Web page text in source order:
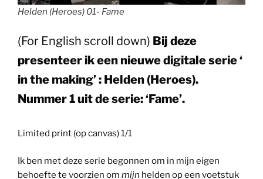
Helden (Heroes) 01- Fame
(For English scroll down) Bij deze
presenteer ik een nieuwe digitale serie ‘
in the making’ : Helden (Heroes).
Nummer 1 uit de serie: ‘Fame’.
Limited print (op canvas) 1/1
Ik ben met deze serie begonnen om in mijn eigen
behoefte te voorzien om mijn helden op een voetstuk